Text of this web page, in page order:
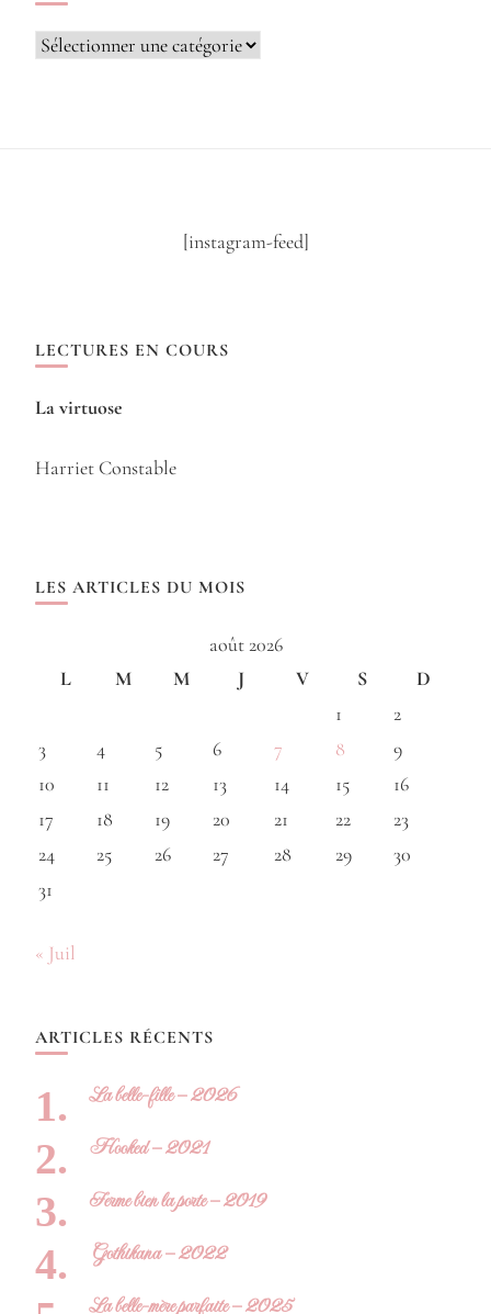
Catégories
[instagram-feed]
LECTURES EN COURS
La virtuose
Harriet Constable
LES ARTICLES DU MOIS
août 2026
L
M M J V S
D
1
2
3
4 5 6 7 8
9
10
11 12 13 14 15
16
17
18 19 20 21 22
23
24
25 26 27 28 29
30
31
« Juil
ARTICLES RÉCENTS
La belle-fille – 2026
Hooked – 2021
Ferme bien la porte – 2019
Gothikana – 2022
La belle-mère parfaite – 2025